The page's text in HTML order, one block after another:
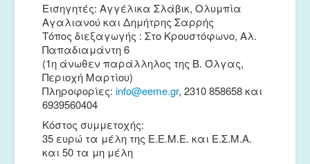
Εισηγητές: Αγγέλικα Σλάβικ, Ολυμπία
Αγαλιανού και Δημήτρης Σαρρής
Τόπος διεξαγωγής : Στο Κρουστόφωνο, Αλ.
Παπαδιαμάντη 6
(1η άνωθεν παράλληλος της Β. Όλγας,
Περιοχή Μαρτίου)
Πληροφορίες: info@eeme.gr, 2310 858658 και
6939560404
Κόστος συμμετοχής:
35 ευρώ τα μέλη της Ε.Ε.Μ.Ε. και Ε.Σ.Μ.Α.
και 50 τα μη μέλη